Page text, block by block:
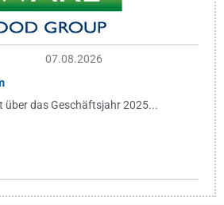
07.08.2026
über das Geschäftsjahr 2025...